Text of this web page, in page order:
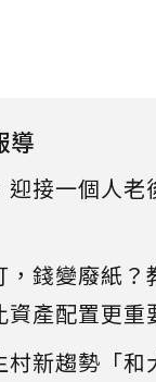
導
迎接一個人老
，錢變廢紙？
產配置更重
村新趨勢「和